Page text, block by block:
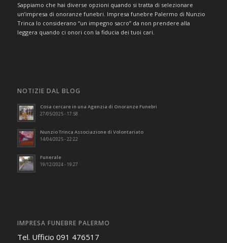
Sappiamo che hai diverse opzioni quando si tratta di selezionare
un’impresa di onoranze funebri. Impresa funebre Palermo di Nunzio
Trinca lo considerano “un impegno sacro” da non prendere alla
leggera quando ci onori con la fiducia dei tuoi cari.
NOTIZIE DAL BLOG
Cosa cercare in una Agenzia di Onoranze Funebri
27/05/2025 - 17:58
Nunzio Trinca Associazione di Volontariato
14/04/2025 - 22:22
Funerale
19/12/2024 - 19:27
IMPRESA FUNEBRE PALERMO
Tel. Ufficio 091 476517